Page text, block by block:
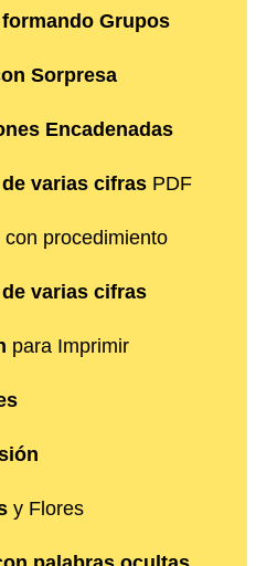
Grupos
Sorpresa
Encadenadas
varias cifras PDF
con procedimiento
varias cifras
para Imprimir
y Flores